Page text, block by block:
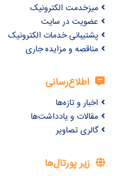
میزخدمت الکترونیک
عضویت در سایت
پشتیبانی خدمات الکترونیک
مناقصه و مزایده جاری
اطلاع‌رسانی
اخبار و تازه‌ها
مقالات و یادداشت‌ها
گالری تصاویر
زیر پورتال‌ها